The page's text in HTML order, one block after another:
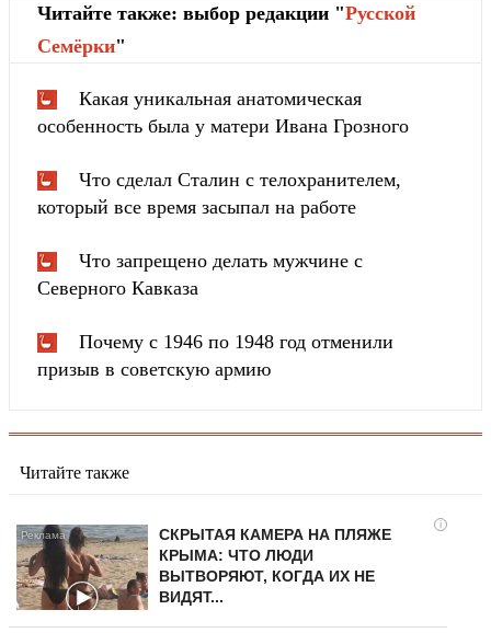
Читайте также: выбор редакции "Русской
Cемёрки"
Какая уникальная анатомическая
особенность была у матери Ивана Грозного
Что сделал Сталин с телохранителем,
который все время засыпал на работе
Что запрещено делать мужчине с
Северного Кавказа
Почему с 1946 по 1948 год отменили
призыв в советскую армию
Читайте также
i
СКРЫТАЯ КАМЕРА НА ПЛЯЖЕ
КРЫМА: ЧТО ЛЮДИ
ВЫТВОРЯЮТ, КОГДА ИХ НЕ
ВИДЯТ...